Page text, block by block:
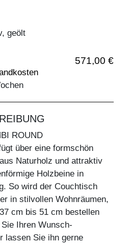
geölt
571,00 €
ROUND
über eine formschön
Naturholz und attraktiv
Holzbeine in
So wird der Couchtisch
in stilvollen Wohnräumen,
cm bis 51 cm bestellen
Ihren Wunsch-
lassen Sie ihn gerne